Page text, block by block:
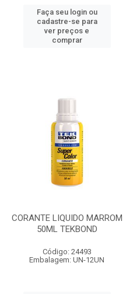
Faça seu login ou
cadastre-se para
ver preços e
comprar
CORANTE LIQUIDO MARROM
50ML TEKBOND
Código: 24493
Embalagem: UN-12UN